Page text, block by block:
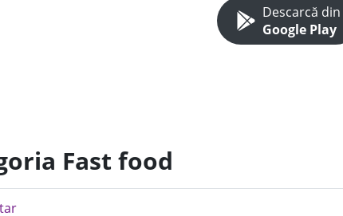
Descarcă din
Google Play
Fast food